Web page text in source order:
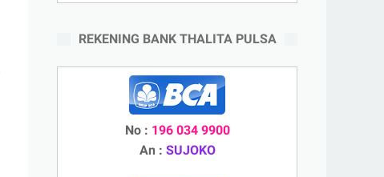
REKENING BANK THALITA PULSA
No : 196 034 9900
An : SUJOKO